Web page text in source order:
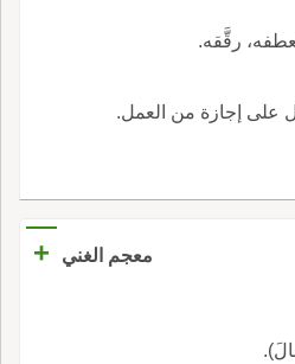
رقَّقه.
على إجازة من العمل.
معجم الغني +